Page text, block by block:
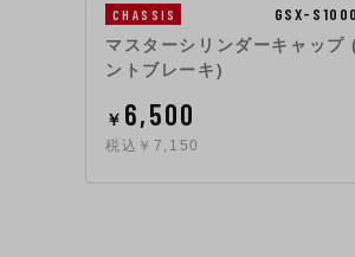
CHASSIS GSX-
マスターシリンダーキャップ
ントブレーキ)
￥ 6,500
税込￥7,150